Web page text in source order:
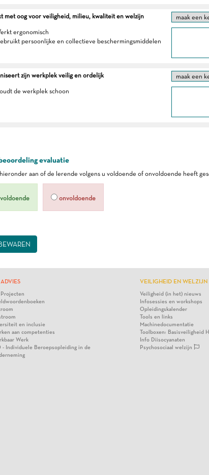
met oog voor veiligheid, milieu, kwaliteit en welzijn
ergonomisch
persoonlijke en collectieve beschermingsmiddelen
zijn werkplek veilig en ordelijk
de werkplek schoon
evaluatie
aan of de lerende volgens u voldoende of onvoldoende heeft
voldoende onvoldoende
Projecten
en inclusie
aan competenties
Werk
- Individuele Beroepsopleiding in de
VEILIGHEID EN WELZIJN
Veiligheid (in het) nieuws
Infosessies en workshops
Opleidingskalender
Tools en links
Machinedocumentatie
Toolboxen: Basisveiligheid
Info Diisocyanaten
Psychosociaal welzijn